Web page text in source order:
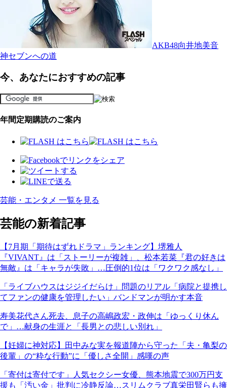
AKB48向井地美音
神セブンへの道
今、あなたにおすすめの記事
年間定期購読のご案内
芸能・エンタメ 一覧を見る
芸能の新着記事
【7月期「期待はずれドラマ」ランキング】堺雅人
『VIVANT』は「ストーリーが複雑」、松本若菜『君の好きは
無敵』は「キャラが失敗」…圧倒的1位は「ワクワク感なし」
「ライブハウスはジジイだらけ」問題のリアル「病院と提携し
てファンの健康を管理したい」バンドマンが明かす本音
寿美花代さん死去、息子の高嶋政宏・政伸は「ゆっくり休ん
で」…献身の生涯と「長男との悲しい別れ」
【妊婦に神対応】田中みな実を報道陣から守った「夫・亀梨の
後輩」の“粋な行動”に「優しさ全開」感嘆の声
「寄付は寄付です」人気セクシー女優、熊本地震で300万円支
援も「汚い金」批判に冷静反論…スリムクラブ真栄田賢らも擁